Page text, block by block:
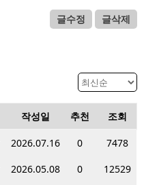
글수정 글삭제
작성일 추천 조회
2026.07.16 0
7478
2026.05.08 0
12529